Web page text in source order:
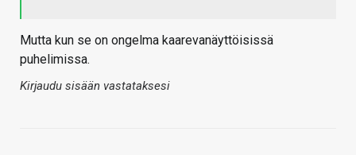
Mutta kun se on ongelma kaarevanäyttöisissä
puhelimissa.
Kirjaudu sisään vastataksesi